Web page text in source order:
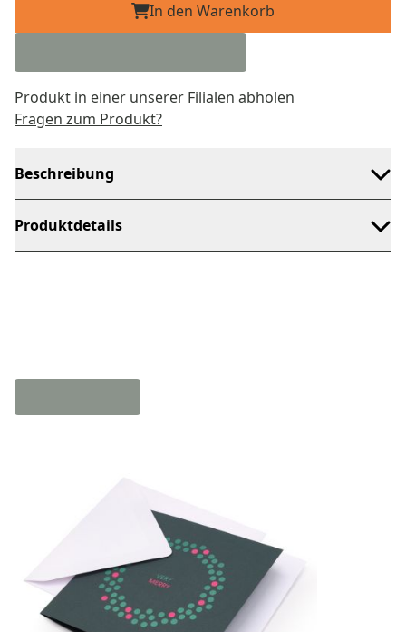
In den Warenkorb
Produkt in einer unserer Filialen abholen
Fragen zum Produkt?
Beschreibung
Produktdetails